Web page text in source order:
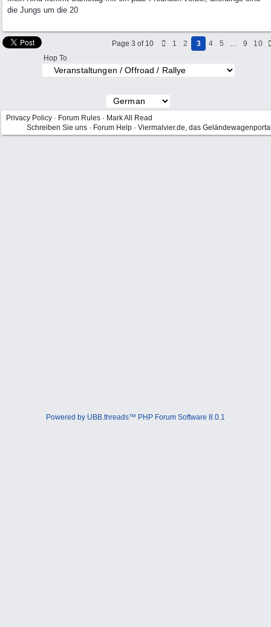
die Jungs um die 20
Page 3 of 10 1 2 3 4 5 … 9
10
Hop To
Privacy Policy · Forum Rules · Mark All Read
Schreiben Sie uns · Forum Help · Viermalvier.de, das
Powered by UBB.threads™ PHP Forum Software 8.0.1